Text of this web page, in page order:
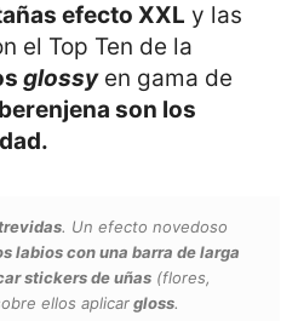
efecto XXL y las
el Top Ten de la
glossyen gama de
son los
. Un efecto novedoso
labios con una barra de larga
stickers de uñas (flores,
ellos aplicargloss.